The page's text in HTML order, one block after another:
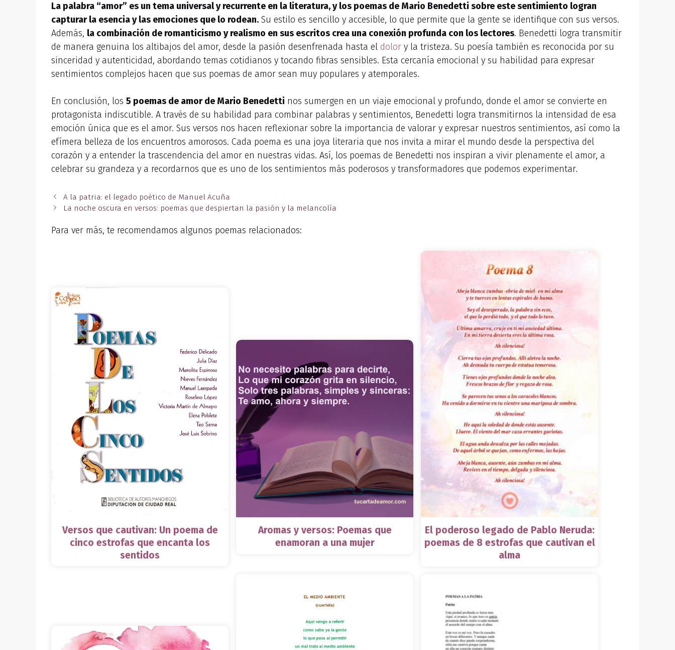
La palabra “amor” es un tema universal y recurrente en la literatura, y los poemas de Mario Benedetti sobre este sentimiento logran
capturar la esencia y las emociones que lo rodean. Su estilo es sencillo y accesible, lo que permite que la gente se identifique con sus versos.
Además, la combinación de romanticismo y realismo en sus escritos crea una conexión profunda con los lectores. Benedetti logra transmitir
de manera genuina los altibajos del amor, desde la pasión desenfrenada hasta el dolor y la tristeza. Su poesía también es reconocida por su
sinceridad y autenticidad, abordando temas cotidianos y tocando fibras sensibles. Esta cercanía emocional y su habilidad para expresar
sentimientos complejos hacen que sus poemas de amor sean muy populares y atemporales.
En conclusión, los 5 poemas de amor de Mario Benedetti nos sumergen en un viaje emocional y profundo, donde el amor se convierte en
protagonista indiscutible. A través de su habilidad para combinar palabras y sentimientos, Benedetti logra transmitirnos la intensidad de esa
emoción única que es el amor. Sus versos nos hacen reflexionar sobre la importancia de valorar y expresar nuestros sentimientos, así como la
efímera belleza de los encuentros amorosos. Cada poema es una joya literaria que nos invita a mirar el mundo desde la perspectiva del
corazón y a entender la trascendencia del amor en nuestras vidas. Así, los poemas de Benedetti nos inspiran a vivir plenamente el amor, a
celebrar su grandeza y a recordarnos que es uno de los sentimientos más poderosos y transformadores que podemos experimentar.
A la patria: el legado poético de Manuel Acuña
La noche oscura en versos: poemas que despiertan la pasión y la melancolía
Para ver más, te recomendamos algunos poemas relacionados:
Versos que cautivan: Un poema de
cinco estrofas que encanta los
sentidos
Aromas y versos: Poemas que
enamoran a una mujer
El poderoso legado de Pablo Neruda:
poemas de 8 estrofas que cautivan el
alma